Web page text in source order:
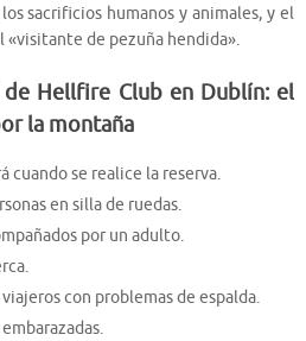
sacrificios humanos y animales, y el
«visitante de pezuña hendida».
Hellfire Club en Dublín: el
la montaña
cuando se realice la reserva.
en silla de ruedas.
por un adulto.
con problemas de espalda.